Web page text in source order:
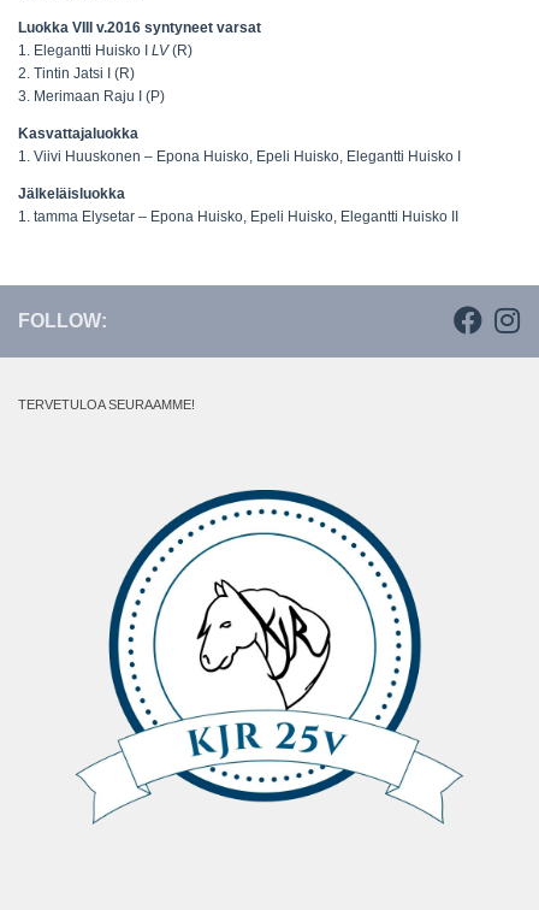
Luokka VIII v.2016 syntyneet varsat
1. Elegantti Huisko I LV(R)
2. Tintin Jatsi I (R)
3. Merimaan Raju I (P)
Kasvattajaluokka
1. Viivi Huuskonen – Epona Huisko, Epeli Huisko, Elegantti Huisko I
Jälkeläisluokka
1. tamma Elysetar – Epona Huisko, Epeli Huisko, Elegantti Huisko II
FOLLOW:
TERVETULOA SEURAAMME!